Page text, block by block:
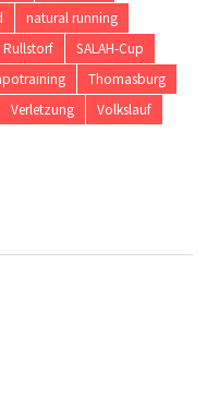
natural running
Rullstorf
SALAH-Cup
Thomasburg
Verletzung
Volkslauf